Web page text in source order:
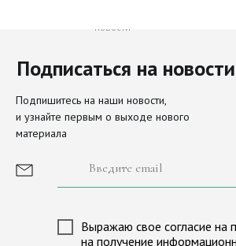
Подписаться на новости
Подпишитесь на наши новости,
и узнайте первым о выходе нового
материала
Выражаю свое согласие на
на получение
новости
Направления
О Фонде
История фонда